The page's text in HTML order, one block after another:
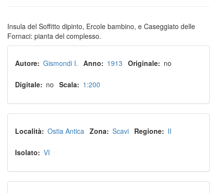
Insula del Soffitto dipinto, Ercole bambino, e Caseggiato delle
Fornaci: pianta del complesso.
Autore Gismondi I. Anno 1913 Originale no
Digitale no Scala 1:200
Località Ostia Antica Zona Scavi Regione II
Isolato VI